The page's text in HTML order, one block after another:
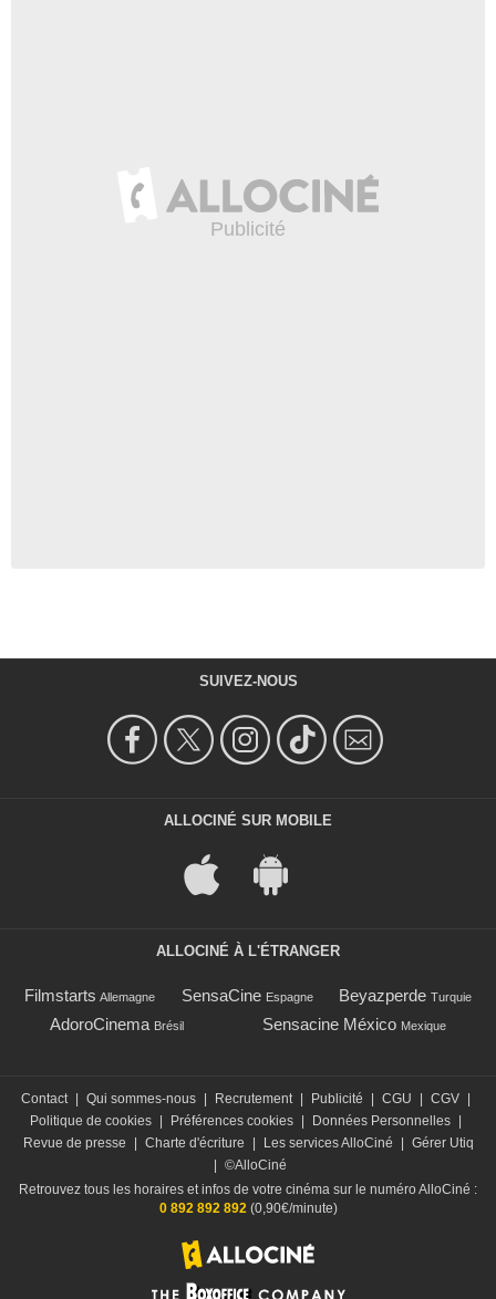
SUIVEZ-NOUS
ALLOCINÉ SUR MOBILE
ALLOCINÉ À L'ÉTRANGER
Filmstarts Allemagne SensaCine Espagne Beyazperde Turquie
AdoroCinema Brésil Sensacine México Mexique
Contact Qui sommes-nous Recrutement Publicité CGU CGV
Politique de cookies
Préférences cookies Données Personnelles
Revue de presse
Charte d'écriture Les services AlloCiné
Gérer Utiq
©AlloCiné
Retrouvez tous les horaires et infos de votre cinéma sur le numéro AlloCiné :
0 892 892 892(0,90€/minute)